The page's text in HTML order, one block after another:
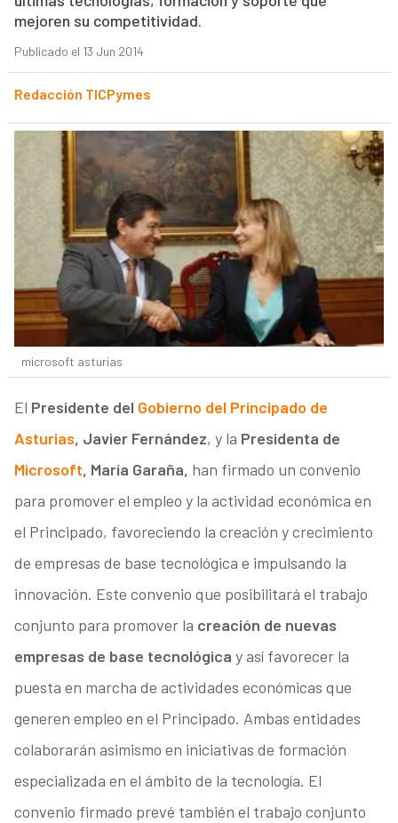
mejoren su competitividad.
Publicado el 13 Jun 2014
Redacción TICPymes
microsoft asturias
El Presidente del Gobierno del Principado de
Asturias, Javier Fernández, y la Presidenta de
Microsoft, María Garaña, han firmado un convenio
para promover el empleo y la actividad económica en
el Principado, favoreciendo la creación y crecimiento
de empresas de base tecnológica e impulsando la
innovación. Este convenio que posibilitará el trabajo
conjunto para promover la creación de nuevas
empresas de base tecnológica y así favorecer la
puesta en marcha de actividades económicas que
generen empleo en el Principado. Ambas entidades
colaborarán asimismo en iniciativas de formación
especializada en el ámbito de la tecnología. El
convenio firmado prevé también el trabajo conjunto